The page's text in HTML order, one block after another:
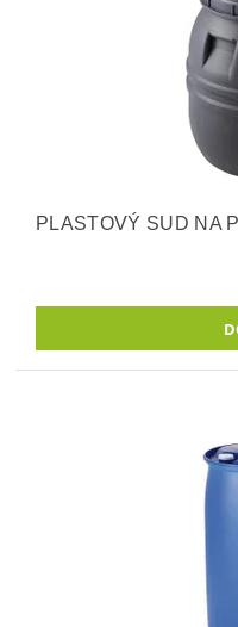
PLASTOVÝ SUD NA